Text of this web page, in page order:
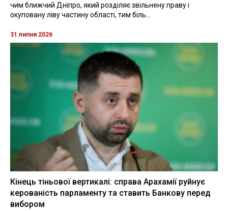
чим ближчий Дніпро, який розділяє звільнену праву і
окуповану ліву частину області, тим біль...
31 липня 2026
Кінець тіньової вертикалі: справа Арахамії руйнує
керованість парламенту та ставить Банкову перед
вибором